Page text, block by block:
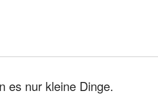
es nur kleine Dinge.